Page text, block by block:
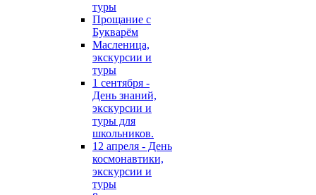
туры
Прощание с
Букварём
Масленица,
экскурсии и
туры
1 сентября -
День знаний,
экскурсии и
туры для
школьников.
12 апреля - День
космонавтики,
экскурсии и
туры